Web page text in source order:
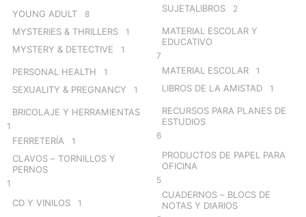
YOUNG ADULT 8
MYSTERIES & THRILLERS 1
MYSTERY & DETECTIVE 1
PERSONAL HEALTH 1
SEXUALITY & PREGNANCY 1
BRICOLAJE Y HERRAMIENTAS
1
FERRETERÍA 1
CLAVOS – TORNILLOS Y
PERNOS
1
CD Y VINILOS 1
SUJETALIBROS 2
MATERIAL ESCOLAR Y
EDUCATIVO
7
MATERIAL ESCOLAR 1
LIBROS DE LA AMISTAD 1
RECURSOS PARA PLANES DE
ESTUDIOS
6
PRODUCTOS DE PAPEL PARA
OFICINA
5
CUADERNOS – BLOCS DE
NOTAS Y DIARIOS